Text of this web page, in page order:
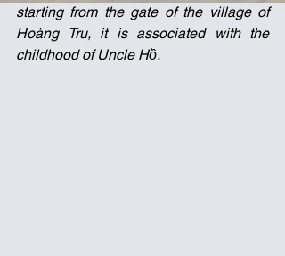
starting from the gate of the village of
Hoàng Tru, it is associated with the
childhood of Uncle Hồ.